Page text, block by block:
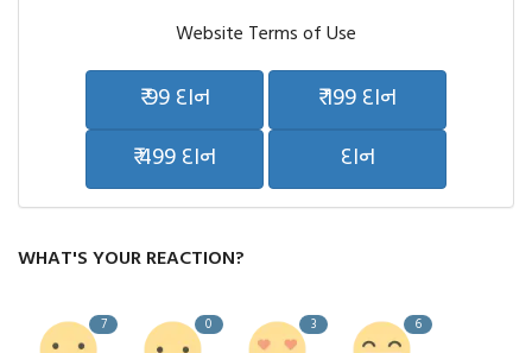
Website Terms of Use
₹ 99 દાન
₹ 199 દાન
₹ 499 દાન
દાન
WHAT'S YOUR REACTION?
7 0 3 6